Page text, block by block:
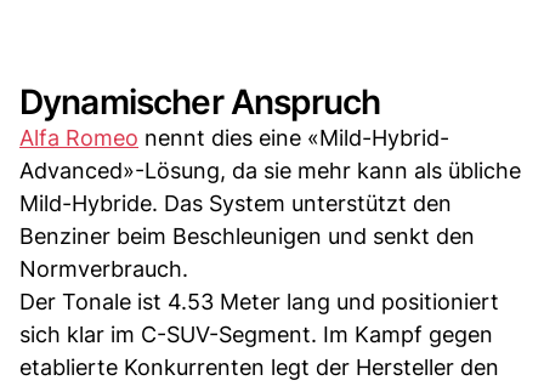
Dynamischer Anspruch
Alfa Romeo nennt dies eine «Mild-Hybrid-
Advanced»-Lösung, da sie mehr kann als übliche
Mild-Hybride. Das System unterstützt den
Benziner beim Beschleunigen und senkt den
Normverbrauch.
Der Tonale ist 4.53 Meter lang und positioniert
sich klar im C-SUV-Segment. Im Kampf gegen
etablierte Konkurrenten legt der Hersteller den